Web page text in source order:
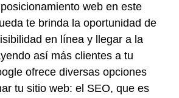
web en este
te brinda la oportunidad de
en línea y llegar a la
así más clientes a tu
ofrece diversas opciones
tu sitio web: el SEO, que es